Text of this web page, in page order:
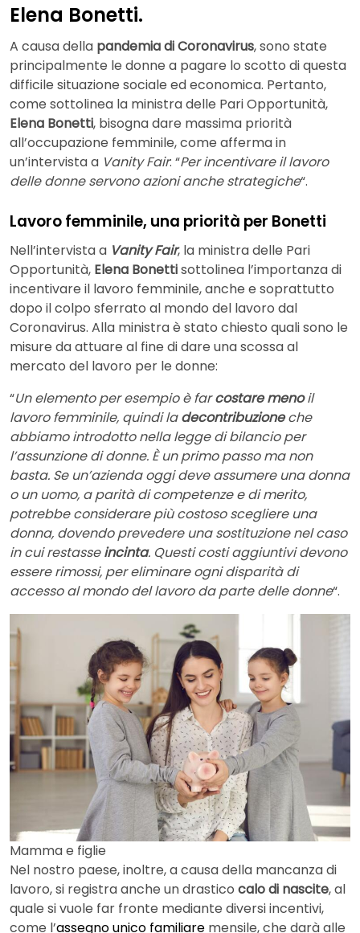
Elena Bonetti.
A causa della pandemia di Coronavirus, sono state
principalmente le donne a pagare lo scotto di questa
difficile situazione sociale ed economica. Pertanto,
come sottolinea la ministra delle Pari Opportunità,
Elena Bonetti, bisogna dare massima priorità
all’occupazione femminile, come afferma in
un’intervista a Vanity Fair: “Per incentivare il lavoro
delle donne servono azioni anche strategiche“.
Lavoro femminile, una priorità per Bonetti
Nell’intervista a Vanity Fair, la ministra delle Pari
Opportunità, Elena Bonettisottolinea l’importanza di
incentivare il lavoro femminile, anche e soprattutto
dopo il colpo sferrato al mondo del lavoro dal
Coronavirus. Alla ministra è stato chiesto quali sono le
misure da attuare al fine di dare una scossa al
mercato del lavoro per le donne:
“Un elemento per esempio è farcostare menoil
lavoro femminile, quindi ladecontribuzioneche
abbiamo introdotto nella legge di bilancio per
l’assunzione di donne. È un primo passo ma non
basta. Se un’azienda oggi deve assumere una donna
o un uomo, a parità di competenze e di merito,
potrebbe considerare più costoso scegliere una
donna, dovendo prevedere una sostituzione nel caso
in cui restasseincinta. Questi costi aggiuntivi devono
essere rimossi, per eliminare ogni disparità di
accesso al mondo del lavoro da parte delle donne“.
Mamma e figlie
Nel nostro paese, inoltre, a causa della mancanza di
lavoro, si registra anche un drastico calo di nascite, al
quale si vuole far fronte mediante diversi incentivi,
come l’assegno unico familiare mensile, che darà alle